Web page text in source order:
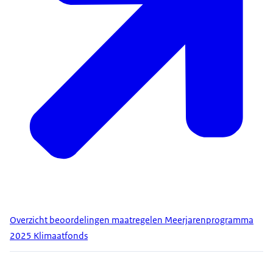
Overzicht beoordelingen maatregelen Meerjarenprogramma
2025 Klimaatfonds